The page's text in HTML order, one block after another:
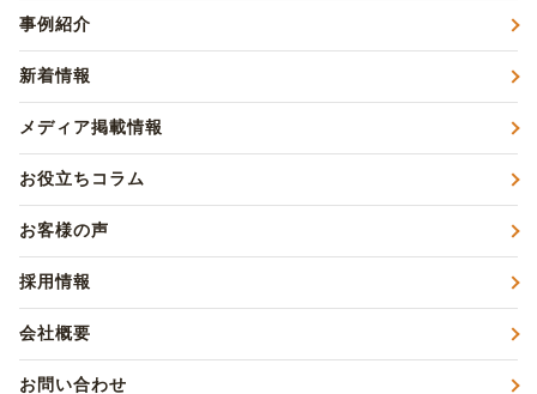
事例紹介
新着情報
メディア掲載情報
お役立ちコラム
お客様の声
採用情報
会社概要
お問い合わせ